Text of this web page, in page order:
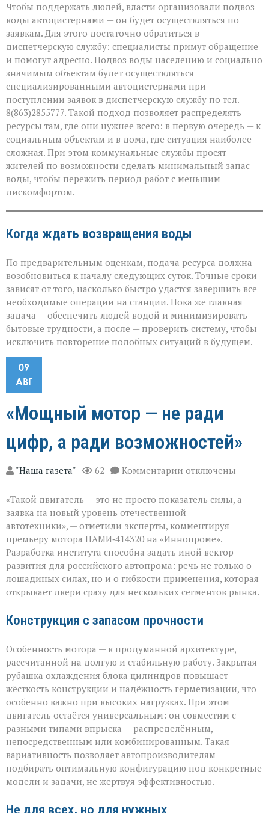
Чтобы поддержать людей, власти организовали подвоз
воды автоцистернами — он будет осуществляться по
заявкам. Для этого достаточно обратиться в
диспетчерскую службу: специалисты примут обращение
и помогут адресно. Подвоз воды населению и социально
значимым объектам будет осуществляться
специализированными автоцистернами при
поступлении заявок в диспетчерскую службу по тел.
8(863)2855777. Такой подход позволяет распределять
ресурсы там, где они нужнее всего: в первую очередь — к
социальным объектам и в дома, где ситуация наиболее
сложная. При этом коммунальные службы просят
жителей по возможности сделать минимальный запас
воды, чтобы пережить период работ с меньшим
дискомфортом.
Когда ждать возвращения воды
По предварительным оценкам, подача ресурса должна
возобновиться к началу следующих суток. Точные сроки
зависят от того, насколько быстро удастся завершить все
необходимые операции на станции. Пока же главная
задача — обеспечить людей водой и минимизировать
бытовые трудности, а после — проверить систему, чтобы
исключить повторение подобных ситуаций в будущем.
09
АВГ
«Мощный мотор — не ради
цифр, а ради возможностей»
"Наша газета" 62 Комментарии к
записи
мотор — не
ради
а
ради
возможностей»
отключены
«Такой двигатель — это не просто показатель силы, а
заявка на новый уровень отечественной
автотехники», — отметили эксперты, комментируя
премьеру мотора НАМИ‑414320 на «Иннопроме».
Разработка института способна задать иной вектор
развития для российского автопрома: речь не только о
лошадиных силах, но и о гибкости применения, которая
открывает двери сразу для нескольких сегментов рынка.
Конструкция с запасом прочности
Особенность мотора — в продуманной архитектуре,
рассчитанной на долгую и стабильную работу. Закрытая
рубашка охлаждения блока цилиндров повышает
жёсткость конструкции и надёжность герметизации, что
особенно важно при высоких нагрузках. При этом
двигатель остаётся универсальным: он совместим с
разными типами впрыска — распределённым,
непосредственным или комбинированным. Такая
вариативность позволяет автопроизводителям
подбирать оптимальную конфигурацию под конкретные
модели и задачи, не жертвуя эффективностью.
Не для всех, но для нужных